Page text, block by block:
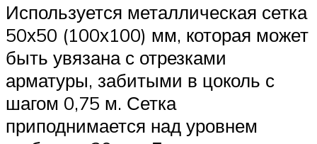
Используется металлическая сетка
50х50 (100х100) мм, которая может
быть увязана с отрезками
арматуры, забитыми в цоколь с
шагом 0,75 м. Сетка
приподнимается над уровнем